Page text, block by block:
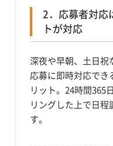
2．応募者対応
トが対応
深夜や早朝、土日祝
応募に即時対応でき
リット。24時間365
リングした上で日程
す。